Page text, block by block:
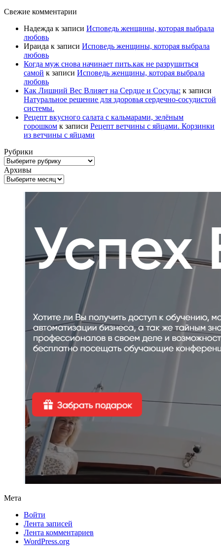
Свежие комментарии
Надежда к записи Исповедь женщины, которая выбрала
любовь
Ираида к записи Исповедь женщины, которая выбрала
любовь
Когда муж снова начинает пить.как не разрушиться
самой к записи Исповедь женщины, которая выбрала
любовь
Как Лишний Вес Влияет на Сердце и Сосуды: к записи
Натуральное решение для здоровья сердечно-сосудистой
системы.
Рецепт вкусного салата с кальмарами, зелёным
горошком к записи Рецепт ветчины с яйцами. Корзинки
из ветчины с яйцами
Рубрики
Рубрики
Архивы
Архивы
Мета
Войти
Лента записей
Лента комментариев
WordPress.org